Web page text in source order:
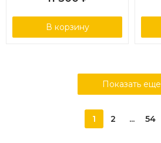
В корзину
Показать еще
1 2 ... 54